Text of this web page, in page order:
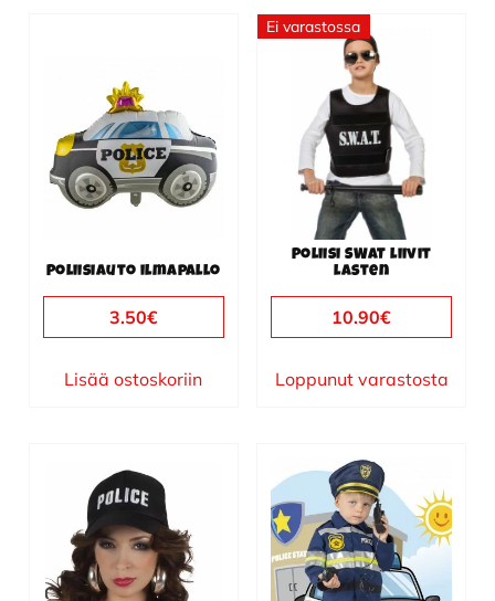
Poliisiauto ilmapallo
3.50€
Lisää ostoskoriin
Ei varastossa
Poliisi SWAT liivit
lasten
10.90€
Loppunut varastosta